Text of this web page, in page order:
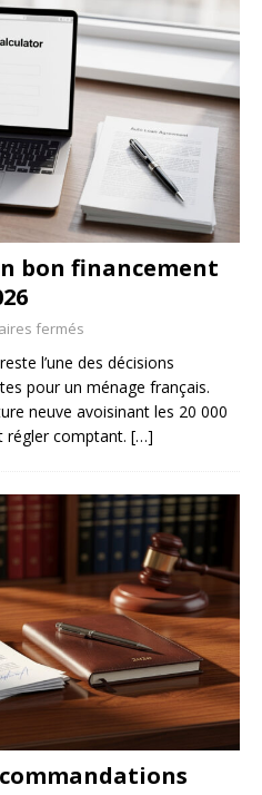
bon financement
fermés
l’une des décisions
pour un ménage français.
neuve avoisinant les 20 000
régler comptant. […]